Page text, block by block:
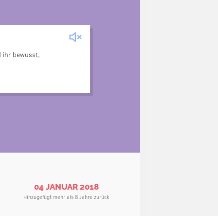
ihr bewusst,
des Mannes an einem
Notstromaggregat
04 JANUAR 2018
Hinzugefügt mehr als 8 Jahre zurück